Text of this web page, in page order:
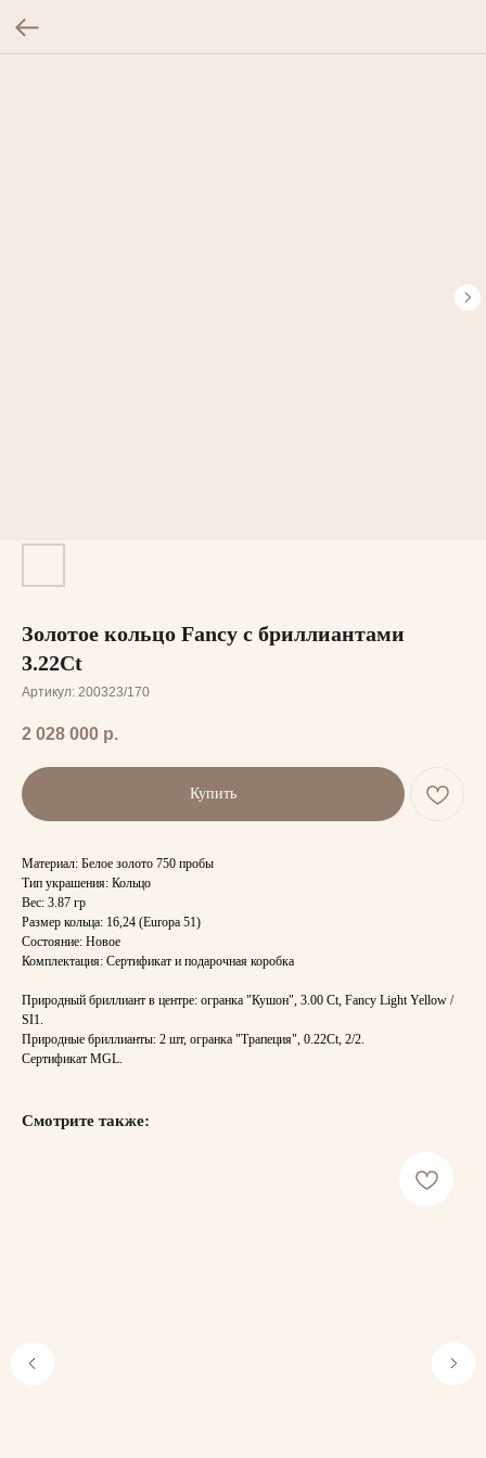
Золотое кольцо Fancy с бриллиантами
3.22Ct
Артикул: 200323/170
2 028 000 р.
Купить
Материал: Белое золото 750 пробы
Тип украшения: Кольцо
Вес: 3.87 гр
Размер кольца: 16,24 (Europa 51)
Состояние: Новое
Комплектация: Сертификат и подарочная коробка
Природный бриллиант в центре: огранка "Кушон", 3.00 Ct, Fancy Light Yellow /
SI1.
Природные бриллианты: 2 шт, огранка "Трапеция", 0.22Ct, 2/2.
Сертификат MGL.
Смотрите также: